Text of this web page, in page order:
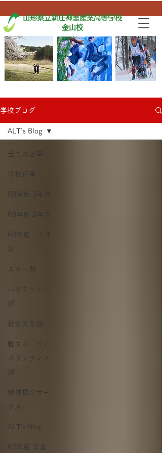
山形県立新庄神室産業高等学校
金山校
学校ブログ
全ての記事
学校行事
R8年度 3年次
R8年度 2年次
R8年度 １年
次
スキー部
バドミントン
部
総合文化部
軽スポーツ／
ボランティア
部
地域探究サー
クル
ALT's Blog
R7年度 卒業
ALT's Blog